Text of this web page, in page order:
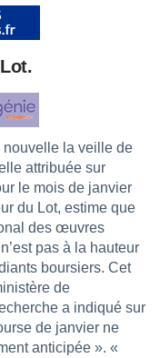
nouvelle la veille de
attribuée sur
le mois de janvier
du Lot, estime que
des œuvres
pas à la hauteur
boursiers. Cet
de
a indiqué sur
de janvier ne
anticipée ». «